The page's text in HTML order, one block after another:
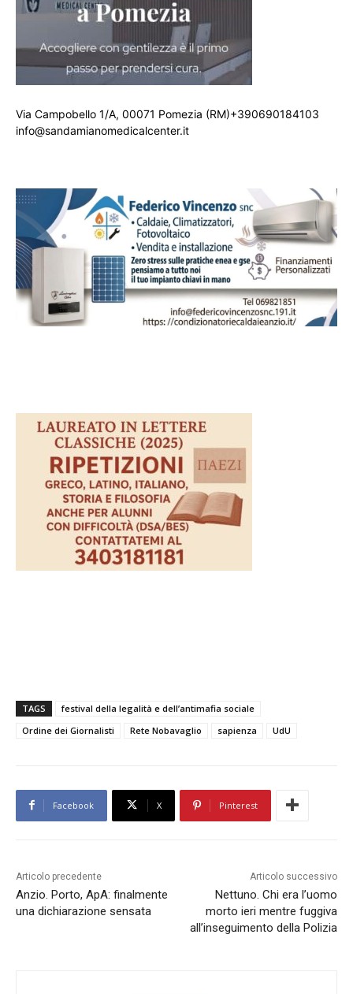
Via Campobello 1/A, 00071 Pomezia (RM)+390690184103
info@sandamianomedicalcenter.it
TAGS
festival della legalità e dell’antimafia sociale
Ordine dei Giornalisti
Rete Nobavaglio sapienza UdU
Facebook X Pinterest
Articolo precedente
Anzio. Porto, ApA: finalmente
una dichiarazione sensata
Articolo successivo
Nettuno. Chi era l’uomo
morto ieri mentre fuggiva
all’inseguimento della Polizia